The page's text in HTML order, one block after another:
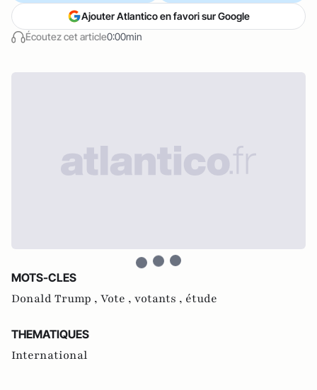
Écoutez cet article0:00min
Ajouter Atlantico en favori sur Google
MOTS-CLES
Donald Trump , Vote , votants , étude
THEMATIQUES
International